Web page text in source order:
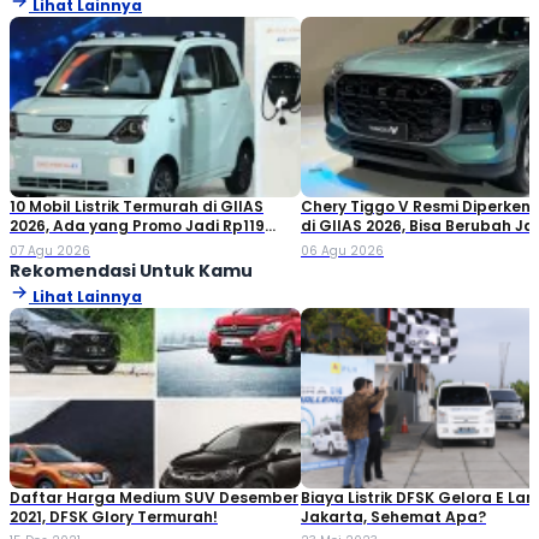
Lihat Lainnya
10 Mobil Listrik Termurah di GIIAS
2026, Ada yang Promo Jadi Rp119
Jutaan!
07 Agu 2026
Chery Tiggo V Resmi
di GIIAS 2026, Bisa Berubah
Double Cabin
06 Agu 2026
Rekomendasi Untuk Kamu
Lihat Lainnya
Daftar Harga Medium SUV Desember
2021, DFSK Glory Termurah!
Biaya Listrik DFSK Gelora E
Jakarta, Sehemat Apa?